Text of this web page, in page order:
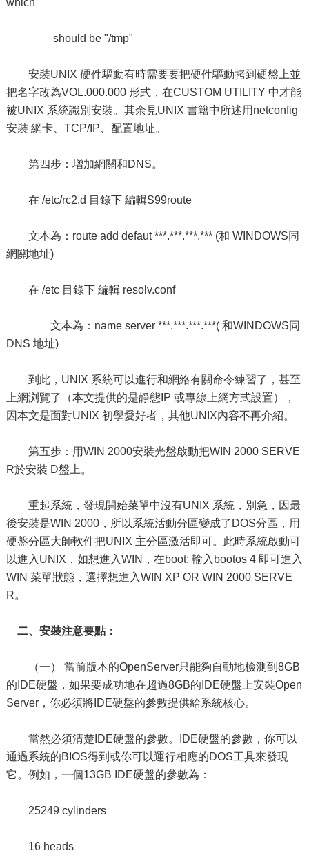
which
should be "/tmp"
安裝UNIX 硬件驅動有時需要要把硬件驅動拷到硬盤上並
把名字改為VOL.000.000 形式，在CUSTOM UTILITY 中才能
被UNIX 系統識別安裝。其余見UNIX 書籍中所述用netconfig
安裝 網卡、TCP/IP、配置地址。
第四步：增加網關和DNS。
在 /etc/rc2.d 目錄下 編輯S99route
文本為：route add defaut ***.***.***.*** (和 WINDOWS同
網關地址)
在 /etc 目錄下 編輯 resolv.conf
文本為：name server ***.***.***.***( 和WINDOWS同
DNS 地址)
到此，UNIX 系統可以進行和網絡有關命令練習了，甚至
上網浏覽了（本文提供的是靜態IP 或專線上網方式設置），
因本文是面對UNIX 初學愛好者，其他UNIX內容不再介紹。
第五步：用WIN 2000安裝光盤啟動把WIN 2000 SERVE
R於安裝 D盤上。
重起系統，發現開始菜單中沒有UNIX 系統，別急，因最
後安裝是WIN 2000，所以系統活動分區變成了DOS分區，用
硬盤分區大師軟件把UNIX 主分區激活即可。此時系統啟動可
以進入UNIX，如想進入WIN，在boot: 輸入bootos 4 即可進入
WIN 菜單狀態，選擇想進入WIN XP OR WIN 2000 SERVE
R。
二、安裝注意要點：
（一） 當前版本的OpenServer只能夠自動地檢測到8GB
的IDE硬盤，如果要成功地在超過8GB的IDE硬盤上安裝Open
Server，你必須將IDE硬盤的參數提供給系統核心。
當然必須清楚IDE硬盤的參數。IDE硬盤的參數，你可以
通過系統的BIOS得到或你可以運行相應的DOS工具來發現
它。例如，一個13GB IDE硬盤的參數為：
25249 cylinders
16 heads